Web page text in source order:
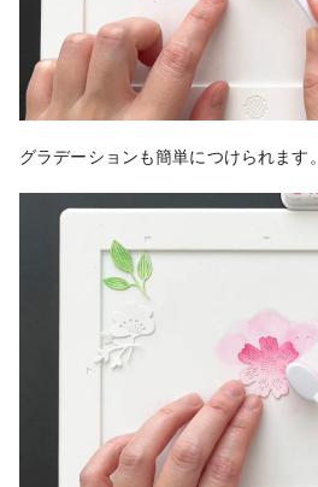
グラデーションも簡単につけられます。